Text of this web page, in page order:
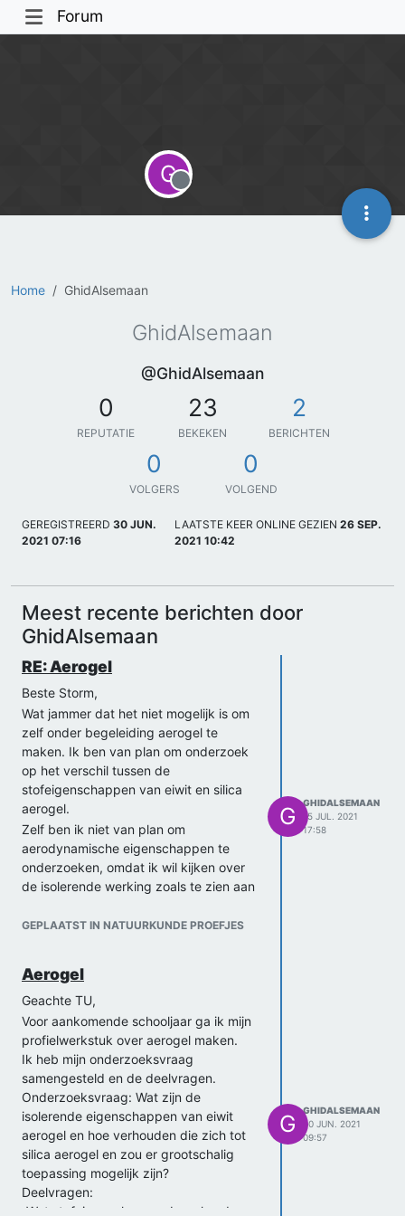
Forum
Home GhidAlsemaan
G
Offline
GhidAlsemaan
@GhidAlsemaan
0
REPUTATIE
23
BEKEKEN
2
BERICHTEN
0
VOLGERS
0
VOLGEND
GEREGISTREERD 30 JUN.
2021 07:16
LAATSTE KEER ONLINE GEZIEN 26 SEP.
2021 10:42
Meest recente berichten door
GhidAlsemaan
RE: Aerogel
Beste Storm,
Wat jammer dat het niet mogelijk is om
zelf onder begeleiding aerogel te
maken. Ik ben van plan om onderzoek
op het verschil tussen de
stofeigenschappen van eiwit en silica
aerogel.
Zelf ben ik niet van plan om
aerodynamische eigenschappen te
onderzoeken, omdat ik wil kijken over
de isolerende werking zoals te zien aan
Toch heel erg bedankt!
Ghid Al-Semaan
GEPLAATST IN NATUURKUNDE PROEFJES
G
GHIDALSEMAAN
15 JUL. 2021
17:58
Aerogel
Geachte TU,
Voor aankomende schooljaar ga ik mijn
profielwerkstuk over aerogel maken.
Ik heb mijn onderzoeksvraag
samengesteld en de deelvragen.
Onderzoeksvraag: Wat zijn de
isolerende eigenschappen van eiwit
aerogel en hoe verhouden die zich tot
silica aerogel en zou er grootschalig
toepassing mogelijk zijn?
Deelvragen:
-Wat stofeigenschappen bepalen de
G
GHIDALSEMAAN
30 JUN. 2021
09:57